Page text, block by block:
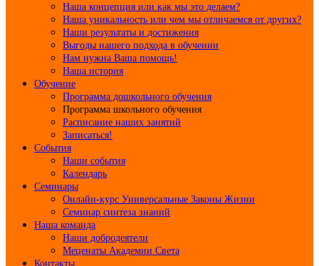
Наша концепция или как мы это делаем?
Наша уникальность или чем мы отличаемся от других?
Наши результаты и достижения
Выгоды нашего подхода в обучении
Нам нужна Ваша помощь!
Наша история
Обучение
Программа дошкольного обучения
Программа школьного обучения
Расписание наших занятий
Записаться!
События
Наши события
Календарь
Семинары
Онлайн-курс Универсальные Законы Жизни
Семинар синтеза знаний
Наша команда
Наши добродеятели
Меценаты Академии Света
Контакты